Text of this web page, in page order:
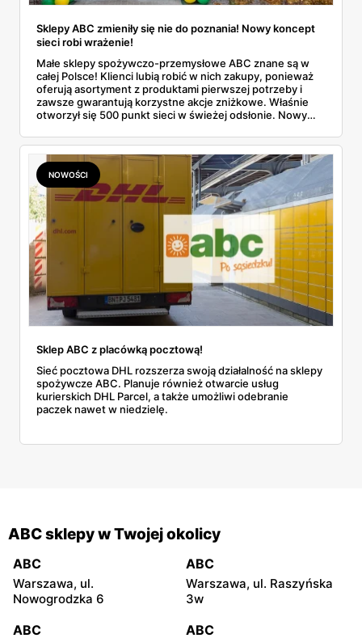
Sklepy ABC zmieniły się nie do poznania! Nowy koncept
sieci robi wrażenie!
Małe sklepy spożywczo-przemysłowe ABC znane są w
całej Polsce! Klienci lubią robić w nich zakupy, ponieważ
oferują asortyment z produktami pierwszej potrzeby i
zawsze gwarantują korzystne akcje zniżkowe. Właśnie
otworzył się 500 punkt sieci w świeżej odsłonie. Nowy
więcej!
NOWOŚCI
Sklep ABC z placówką pocztową!
Sieć pocztowa DHL rozszerza swoją działalność na sklepy
spożywcze ABC. Planuje również otwarcie usług
kurierskich DHL Parcel, a także umożliwi odebranie
paczek nawet w niedzielę.
ABC sklepy w Twojej okolicy
ABC
Warszawa, ul.
Nowogrodzka 6
ABC
Warszawa, ul. Raszyńska
3w
ABC ABC